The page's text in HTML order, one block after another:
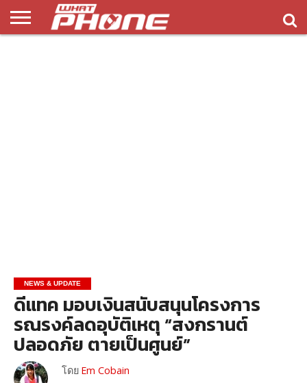
NEWS & UPDATE
ดีแทค มอบเงินสนับสนุนโครงการ
รณรงค์ลดอุบัติเหตุ “สงกรานต์
ปลอดภัย ตายเป็นศูนย์”
โดย Em Cobain